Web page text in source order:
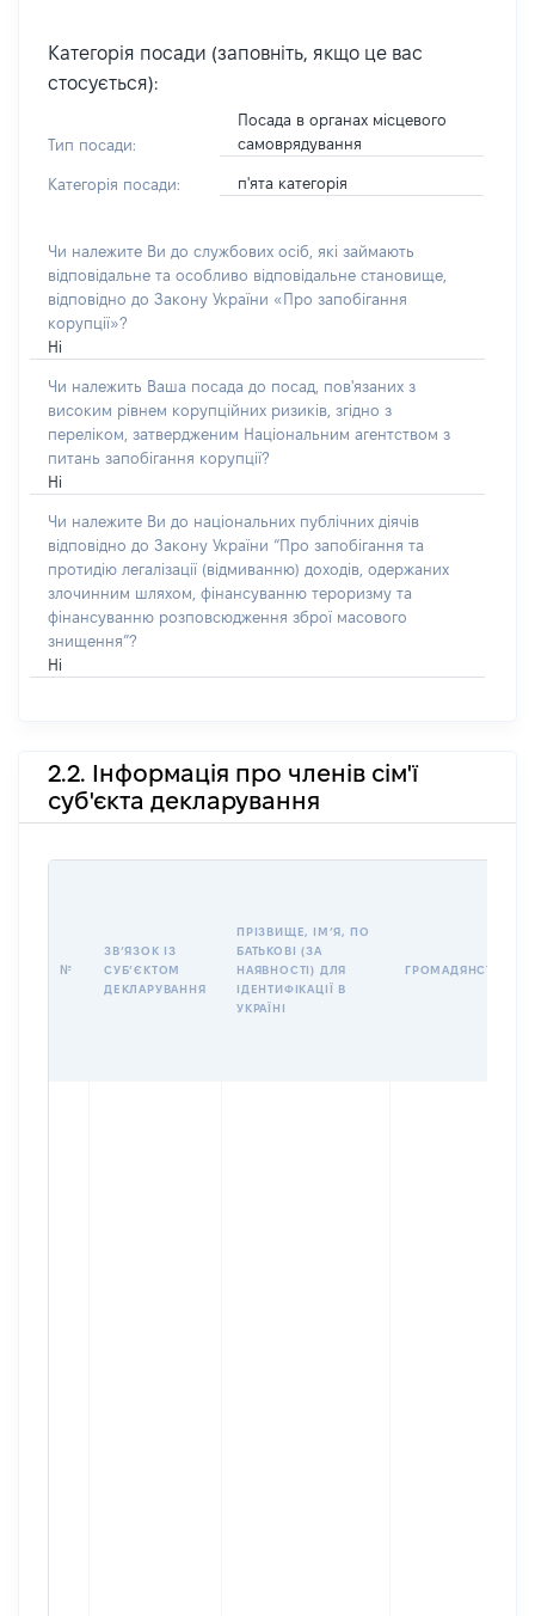
Категорія посади (заповніть, якщо це вас
стосується):
Тип посади:
Посада в органах місцевого
самоврядування
Категорія посади: п'ята категорія
Чи належите Ви до службових осіб, які займають
відповідальне та особливо відповідальне становище,
відповідно до Закону України «Про запобігання
корупції»?
Ні
Чи належить Ваша посада до посад, пов'язаних з
високим рівнем корупційних ризиків, згідно з
переліком, затвердженим Національним агентством з
питань запобігання корупції?
Ні
Чи належите Ви до національних публічних діячів
відповідно до Закону України “Про запобігання та
протидію легалізації (відмиванню) доходів, одержаних
злочинним шляхом, фінансуванню тероризму та
фінансуванню розповсюдження зброї масового
знищення”?
Ні
2.2. Інформація про членів сім'ї
суб'єкта декларування
№
ЗВʼЯЗОК ІЗ
СУБʼЄКТОМ
ДЕКЛАРУВАННЯ
ПРІЗВИЩЕ, ІМʼЯ, ПО
БАТЬКОВІ (ЗА
НАЯВНОСТІ) ДЛЯ
ІДЕНТИФІКАЦІЇ В
УКРАЇНІ
ГРОМАДЯНСТВО